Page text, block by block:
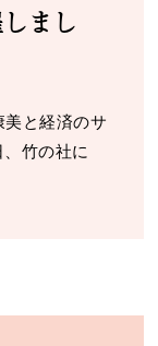
まし
と経済のサ
竹の社に